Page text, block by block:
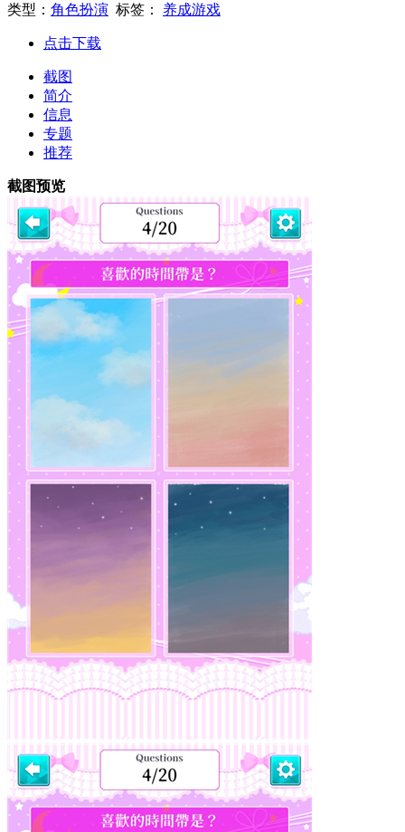
类型： 角色扮演 标签： 养成游戏
点击下载
截图
简介
信息
专题
推荐
截图预览